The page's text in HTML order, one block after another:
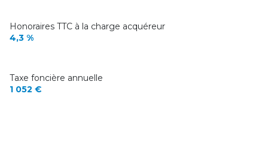
Honoraires TTC à la charge acquéreur
4,3 %
Taxe foncière annuelle
1 052 €